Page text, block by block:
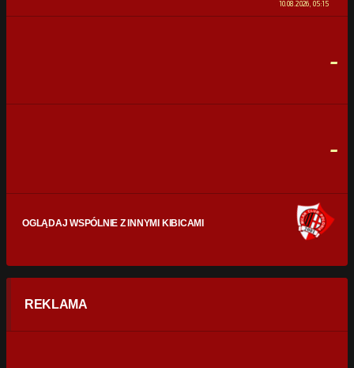
10.08.2026, 05:15
-
-
OGLĄDAJ WSPÓLNIE Z INNYMI KIBICAMI
REKLAMA